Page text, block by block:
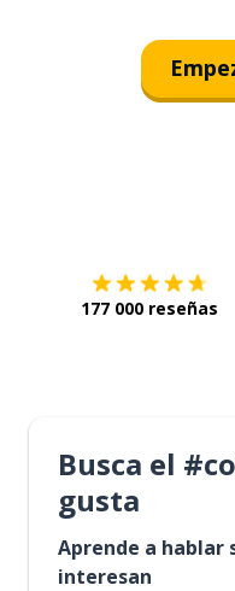
177 000 reseñas
Busca el
gusta
Aprende a hablar
interesan